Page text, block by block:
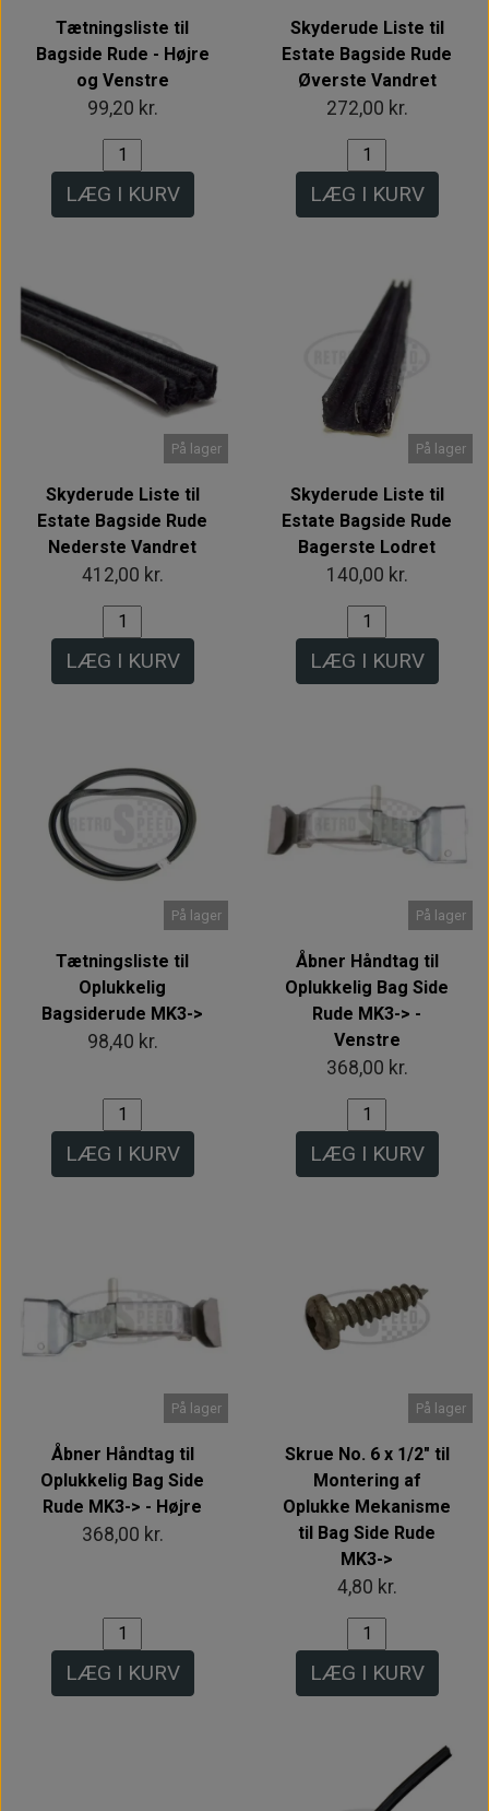
Tætningsliste til
Bagside Rude - Højre
og Venstre
99,20 kr.
LÆG I KURV
Skyderude Liste til
Estate Bagside Rude
Øverste Vandret
272,00 kr.
LÆG I KURV
På lager
Skyderude Liste til
Estate Bagside Rude
Nederste Vandret
412,00 kr.
LÆG I KURV
På lager
Skyderude Liste til
Estate Bagside Rude
Bagerste Lodret
140,00 kr.
LÆG I KURV
På lager
Tætningsliste til
Oplukkelig
Bagsiderude MK3->
98,40 kr.
LÆG I KURV
På lager
Åbner Håndtag til
Oplukkelig Bag Side
Rude MK3-> -
Venstre
368,00 kr.
LÆG I KURV
På lager
Åbner Håndtag til
Oplukkelig Bag Side
Rude MK3-> - Højre
368,00 kr.
LÆG I KURV
På lager
Skrue No. 6 x 1/2" til
Montering af
Oplukke Mekanisme
til Bag Side Rude
MK3->
4,80 kr.
LÆG I KURV